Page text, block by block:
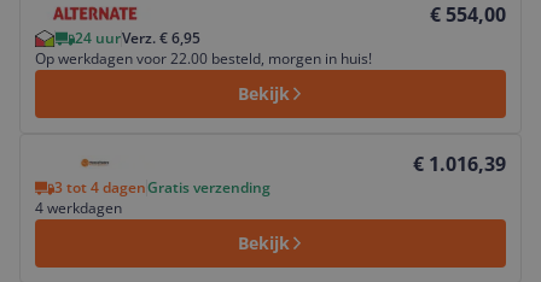
€ 554,00
24 uurVerz. € 6,95
Op werkdagen voor 22.00 besteld, morgen in huis!
Bekijk
€ 1.016,39
3 tot 4 dagenGratis verzending
4 werkdagen
Bekijk